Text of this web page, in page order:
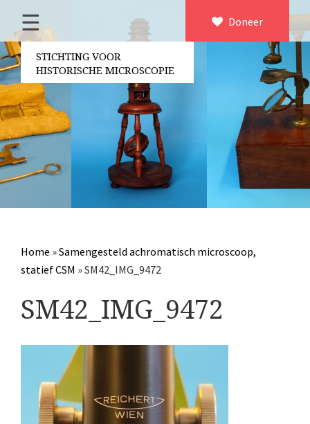
×
Home
Over ons
Contact
Bestuur
Vrijwilligers
Partners
Jaarverslagen
Microscopen
Overige optische instrumenten
Elektrische meetapparatuur
Boeken
Divers
Images
Doneer
☰
STICHTING VOOR
HISTORISCHE MICROSCOPIE
Home »Samengesteld achromatisch microscoop,
statief CSM »SM42_IMG_9472
SM42_IMG_9472